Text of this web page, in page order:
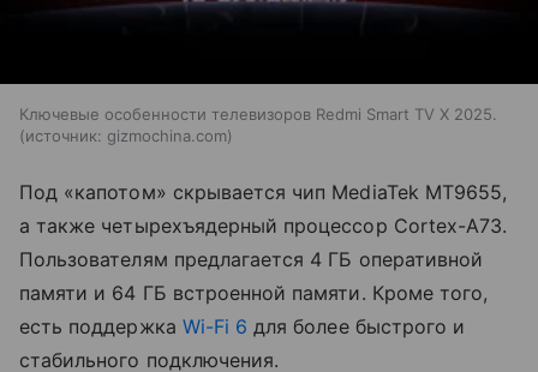
Ключевые особенности телевизоров Redmi Smart TV X 2025.
источник: gizmochina.com
Под «капотом» скрывается чип MediaTek MT9655,
а также четырехъядерный процессор Cortex-A73.
Пользователям предлагается 4 ГБ оперативной
памяти и 64 ГБ встроенной памяти. Кроме того,
есть поддержка Wi-Fi 6 для более быстрого и
стабильного подключения.